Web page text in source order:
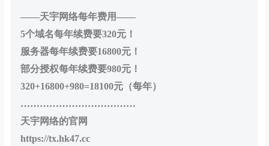
——天宇网络每年费用——
5个域名每年续费要320元！
服务器每年续费要16800元！
部分授权每年续费要980元！
320+16800+980=18100元（每年）
………………………………
天宇网络的官网
https://tx.hk47.cc